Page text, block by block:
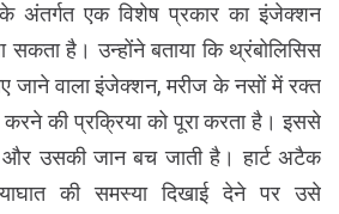
के अंतर्गत एक विशेष प्रकार का इंजेक्शन
है। उन्होंने बताया कि थ्रंबोलिसिस
जाने वाला इंजेक्शन, मरीज के नसों में रक्त
की प्रक्रिया को पूरा करता है। इससे
और उसकी जान बच जाती है। हार्ट अटैक
की समस्या दिखाई देने पर उसे